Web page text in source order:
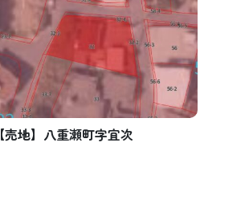
【売地】八重瀬町字宜次